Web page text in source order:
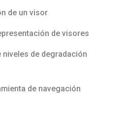
de un visor
de visores
niveles de degradación
de navegación